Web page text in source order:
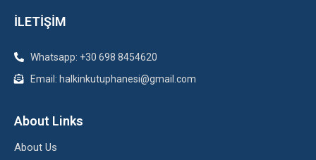
İLETİŞİM
Whatsapp: +30 698 8454620
Email: halkinkutuphanesi@gmail.com
About Links
About Us